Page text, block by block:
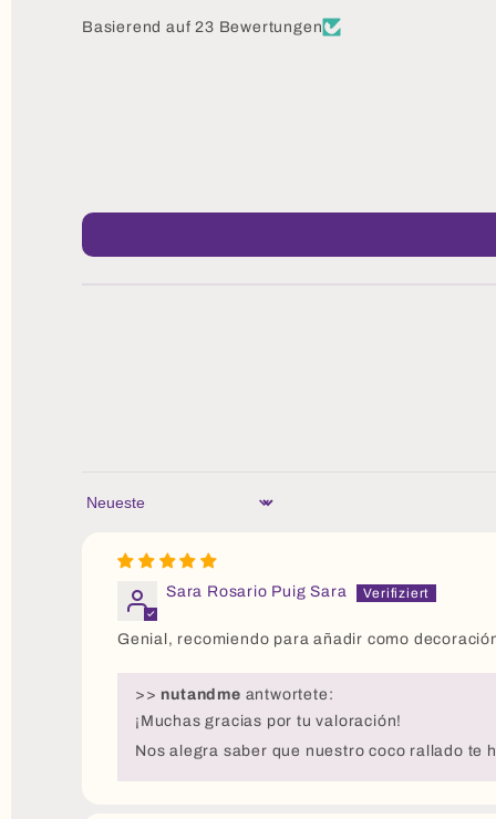
Basierend auf 23 Bewertungen
Sort by
Sara Rosario Puig Sara
Genial, recomiendo para añadir como
>> nutandme antwortete:
¡Muchas gracias por tu valoración!
Nos alegra saber que nuestro coco rallado te